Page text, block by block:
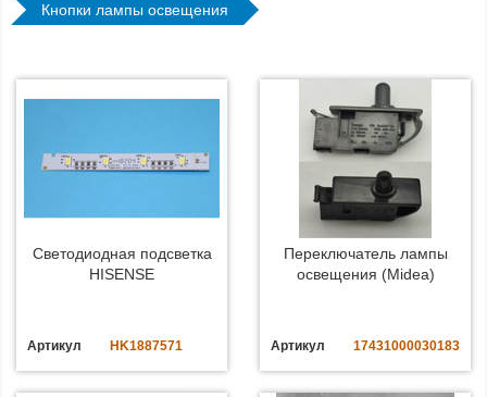
Кнопки лампы освещения
Светодиодная подсветка
HISENSE
Артикул HK1887571
Переключатель лампы
освещения (Midea)
Артикул 17431000030183